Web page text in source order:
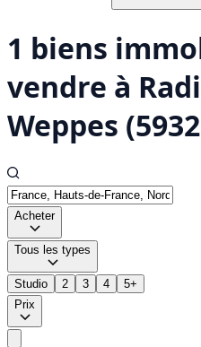
1 biens
vendre à
Weppes
Acheter
Tous les types
Studio 2 3 4
5+
Prix